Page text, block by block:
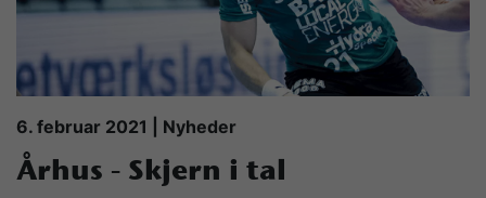
Presse
Samarbejdsklubber
6. februar 2021 | Nyheder
Århus - Skjern i tal